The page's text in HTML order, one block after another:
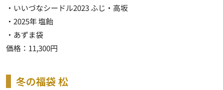
・いいづなシードル2023 ふじ・高坂
・2025年 塩飴
・あずま袋
価格：11,300円
冬の福袋 松